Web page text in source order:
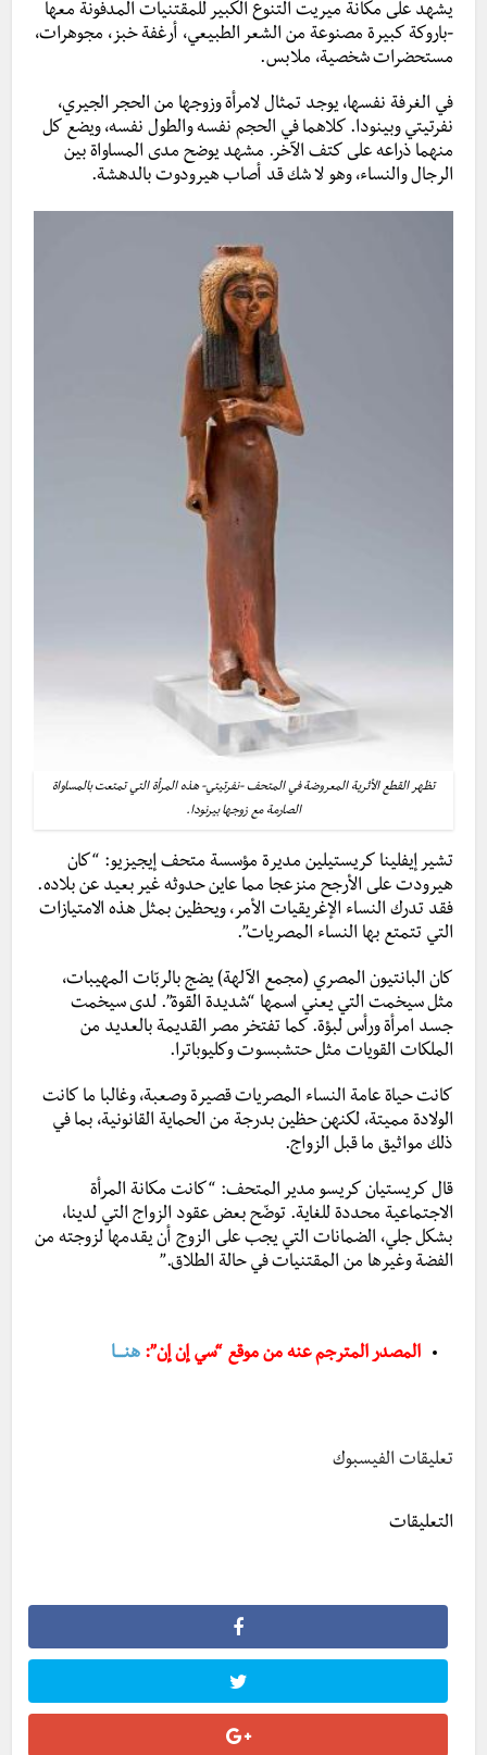
يشهد على مكانة ميريت التنوع الكبير للمقتنيات المدفونة معها
-باروكة كبيرة مصنوعة من الشعر الطبيعي، أرغفة خبز، مجوهرات،
مستحضرات شخصية، ملابس.
في الغرفة نفسها، يوجد تمثال لامرأة وزوجها من الحجر الجيري،
نفرتيتي وبينودا. كلاهما في الحجم نفسه والطول نفسه، ويضع كل
منهما ذراعه على كتف الآخر. مشهد يوضح مدى المساواة بين
الرجال والنساء، وهو لا شك قد أصاب هيرودوت بالدهشة.
تظهر القطع الأثرية المعروضة في المتحف -نفرتيتي- هذه المرأة التي تمتعت بالمساواة
الصارمة مع زوجها بيرنودا.
تشير إيفلينا كريستيلين مديرة مؤسسة متحف إيجيزيو: “كان
هيرودت على الأرجح منزعجا مما عاين حدوثه غير بعيد عن بلاده.
فقد تدرك النساء الإغريقيات الأمر، ويحظين بمثل هذه الامتيازات
التي تتمتع بها النساء المصريات”.
كان البانتيون المصري (مجمع الآلهة) يضج بالربّات المهيبات،
مثل سيخمت التي يعني اسمها “شديدة القوة”. لدى سيخمت
جسد امرأة ورأس لبؤة. كما تفتخر مصر القديمة بالعديد من
الملكات القويات مثل حتشبسوت وكليوباترا.
كانت حياة عامة النساء المصريات قصيرة وصعبة، وغالبا ما كانت
الولادة مميتة، لكنهن حظين بدرجة من الحماية القانونية، بما في
ذلك مواثيق ما قبل الزواج.
قال كريستيان كريسو مدير المتحف: “كانت مكانة المرأة
الاجتماعية محددة للغاية. توضّح بعض عقود الزواج التي لدينا،
بشكل جلي، الضمانات التي يجب على الزوج أن يقدمها لزوجته من
الفضة وغيرها من المقتنيات في حالة الطلاق.”
المصدر المترجم عنه من موقع “سي إن إن”:هنــــا
تعليقات الفيسبوك
التعليقات